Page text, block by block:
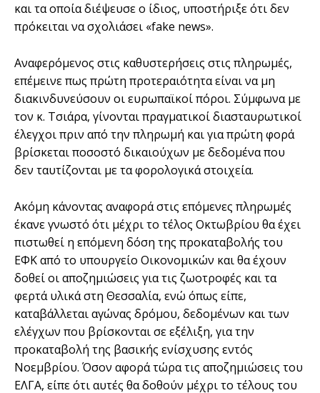
και τα οποία διέψευσε ο ίδιος, υποστήριξε ότι δεν
πρόκειται να σχολιάσει «fake news».
Αναφερόμενος στις καθυστερήσεις στις πληρωμές,
επέμεινε πως πρώτη προτεραιότητα είναι να μη
διακινδυνεύσουν οι ευρωπαϊκοί πόροι. Σύμφωνα με
τον κ. Τσιάρα, γίνονται πραγματικοί διασταυρωτικοί
έλεγχοι πριν από την πληρωμή και για πρώτη φορά
βρίσκεται ποσοστό δικαιούχων με δεδομένα που
δεν ταυτίζονται με τα φορολογικά στοιχεία.
Ακόμη κάνοντας αναφορά στις επόμενες πληρωμές
έκανε γνωστό ότι μέχρι το τέλος Οκτωβρίου θα έχει
πιστωθεί η επόμενη δόση της προκαταβολής του
ΕΦΚ από το υπουργείο Οικονομικών και θα έχουν
δοθεί οι αποζημιώσεις για τις ζωοτροφές και τα
φερτά υλικά στη Θεσσαλία, ενώ όπως είπε,
καταβάλλεται αγώνας δρόμου, δεδομένων και των
ελέγχων που βρίσκονται σε εξέλιξη, για την
προκαταβολή της βασικής ενίσχυσης εντός
Νοεμβρίου. Όσον αφορά τώρα τις αποζημιώσεις του
ΕΛΓΑ, είπε ότι αυτές θα δοθούν μέχρι το τέλους του